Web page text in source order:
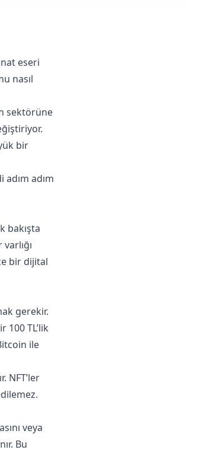
eseri
nasıl
sektörüne
bir
adım adım
bakışta
bir dijital
gerekir.
TL’lik
ile
NFT’ler
veya
Bu